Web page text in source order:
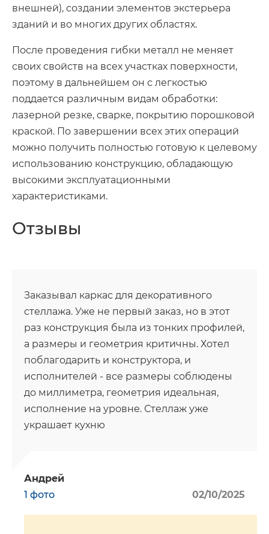
внешней), создании элементов экстерьера
зданий и во многих других областях.
После проведения гибки металл не меняет
своих свойств на всех участках поверхности,
поэтому в дальнейшем он с легкостью
поддается различным видам обработки:
лазерной резке, сварке, покрытию порошковой
краской. По завершении всех этих операций
можно получить полностью готовую к целевому
использованию конструкцию, обладающую
высокими эксплуатационными
характеристиками.
Отзывы
Заказывал каркас для декоративного
стеллажа. Уже не первый заказ, но в этот
раз конструкция была из тонких профилей,
а размеры и геометрия критичны. Хотел
поблагодарить и конструктора, и
исполнителей - все размеры соблюдены
до миллиметра, геометрия идеальная,
исполнение на уровне. Стеллаж уже
украшает кухню
Андрей
1 фото
02/10/2025